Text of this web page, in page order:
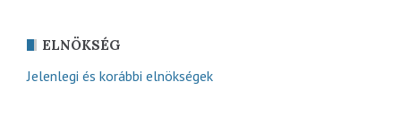
ELNÖKSÉG
Jelenlegi és korábbi elnökségek